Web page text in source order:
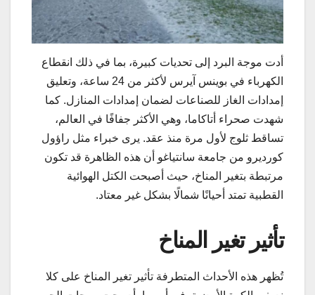
أدت موجة البرد إلى تحديات كبيرة، بما في ذلك انقطاع
الكهرباء في بوينس آيرس لأكثر من 24 ساعة، وتعليق
إمدادات الغاز للصناعات لضمان إمدادات المنازل. كما
شهدت صحراء أتاكاما، وهي الأكثر جفافًا في العالم،
تساقط ثلوج لأول مرة منذ عقد. يرى خبراء مثل راؤول
كورديرو من جامعة سانتياغو أن هذه الظاهرة قد تكون
مرتبطة بتغير المناخ، حيث أصبحت الكتل الهوائية
القطبية تمتد أحيانًا شمالًا بشكل غير معتاد.
تأثير تغير المناخ
تُظهر هذه الأحداث المتطرفة تأثير تغير المناخ على كلا